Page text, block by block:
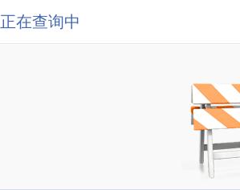
正在查询中